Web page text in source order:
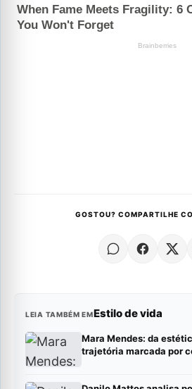
GOSTOU? COMPARTILHE
LEIA TAMBÉM EMEstilo de vida
Mara Mendes: da
trajetória marcada por